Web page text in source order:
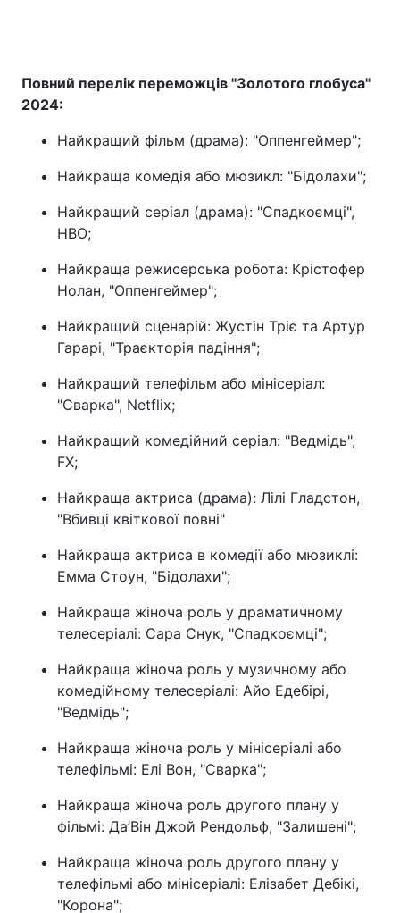
Повний перелік переможців "Золотого глобуса"
2024:
Найкращий фільм (драма): "Оппенгеймер";
Найкраща комедія або мюзикл: "Бідолахи";
Найкращий серіал (драма): "Спадкоємці",
НВО;
Найкраща режисерська робота: Крістофер
Нолан, "Оппенгеймер";
Найкращий сценарій: Жустін Тріє та Артур
Гарарі, "Траєкторія падіння";
Найкращий телефільм або мінісеріал:
"Сварка", Netflix;
Найкращий комедійний серіал: "Ведмідь",
FX;
Найкраща актриса (драма): Лілі Гладстон,
"Вбивці квіткової повні"
Найкраща актриса в комедії або мюзиклі:
Емма Стоун, "Бідолахи";
Найкраща жіноча роль у драматичному
телесеріалі: Сара Снук, "Спадкоємці";
Найкраща жіноча роль у музичному або
комедійному телесеріалі: Айо Едебірі,
"Ведмідь";
Найкраща жіноча роль у мінісеріалі або
телефільмі: Елі Вон, "Сварка";
Найкраща жіноча роль другого плану у
фільмі: Да’Він Джой Рендольф, "Залишені";
Найкраща жіноча роль другого плану у
телефільмі або мінісеріалі: Елізабет Дебікі,
"Корона";